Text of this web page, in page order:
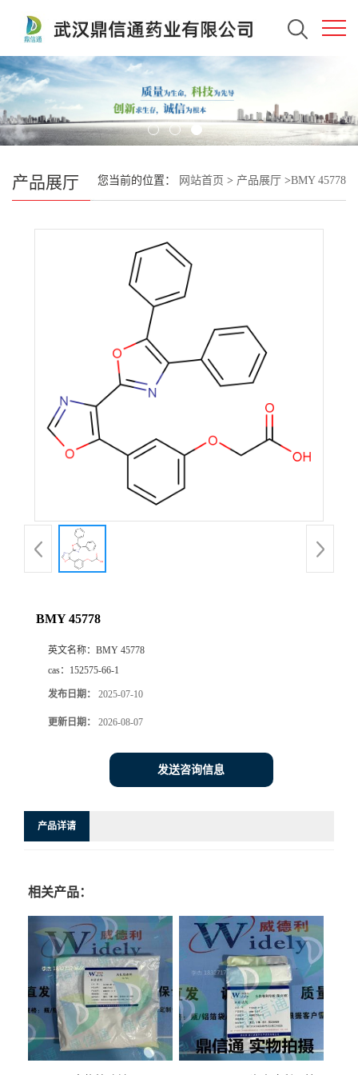
产品展厅 您当前的位置： 网站首页 > 产品展厅 >BMY 45778
BMY 45778
英文名称： BMY 45778
cas： 152575-66-1
发布日期： 2025-07-10
更新日期： 2026-08-07
发送咨询信息
产品详请
相关产品：